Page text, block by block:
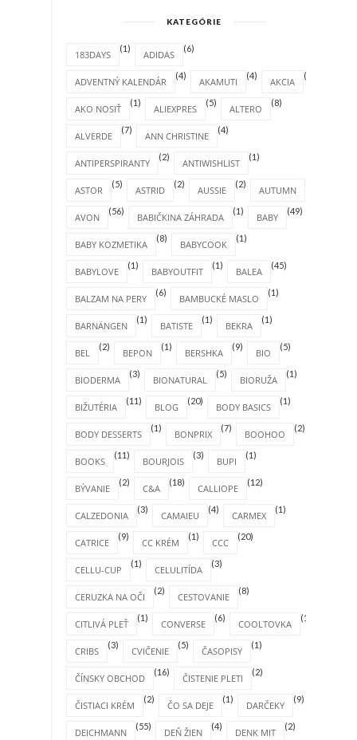
KATEGÓRIE
183DAYS
(1)
ADIDAS
(6)
ADVENTNÝ KALENDÁR
(4)
AKAMUTI
(4)
AKCIA
(1)
AKO NOSIŤ
(1)
ALIEXPRES
(5)
ALTERO
(8)
ALVERDE
(7)
ANN CHRISTINE
(4)
ANTIPERSPIRANTY
(2)
ANTIWISHLIST
(1)
ASTOR
(5)
ASTRID
(2)
AUSSIE
(2)
AUTUMN
AVON
(56)
BABIČKINA ZÁHRADA
(1)
BABY
(49)
BABY KOZMETIKA
(8)
BABYCOOK
(1)
BABYLOVE
(1)
BABYOUTFIT
(1)
BALEA
(45)
BALZAM NA PERY
(6)
BAMBUCKÉ MASLO
(1)
BARNÄNGEN
(1)
BATISTE
(1)
BEKRA
(1)
BEL
(2)
BEPON
(1)
BERSHKA
(9)
BIO
(5)
BIODERMA
(3)
BIONATURAL
(5)
BIORUŽA
(1)
BIŽUTÉRIA
(11)
BLOG
(20)
BODY BASICS
(1)
BODY DESSERTS
(1)
BONPRIX
(7)
BOOHOO
(2)
BOOKS
(11)
BOURJOIS
(3)
BUPI
(1)
BÝVANIE
(2)
C&A
(18)
CALLIOPE
(12)
CALZEDONIA
(3)
CAMAIEU
(4)
CARMEX
(1)
CATRICE
(9)
CC KRÉM
(1)
CCC
(20)
CELLU-CUP
(1)
CELULITÍDA
(3)
CERUZKA NA OČI
(2)
CESTOVANIE
(8)
CITLIVÁ PLEŤ
(1)
CONVERSE
(6)
COOLTOVKA
(1)
CRIBS
(3)
CVIČENIE
(5)
ČASOPISY
(1)
ČÍNSKY OBCHOD
(16)
ČISTENIE PLETI
(2)
ČISTIACI KRÉM
(2)
ČO SA DEJE
(1)
DARČEKY
(9)
DEICHMANN
(55)
DEŇ ŽIEN
(4)
DENK MIT
(2)